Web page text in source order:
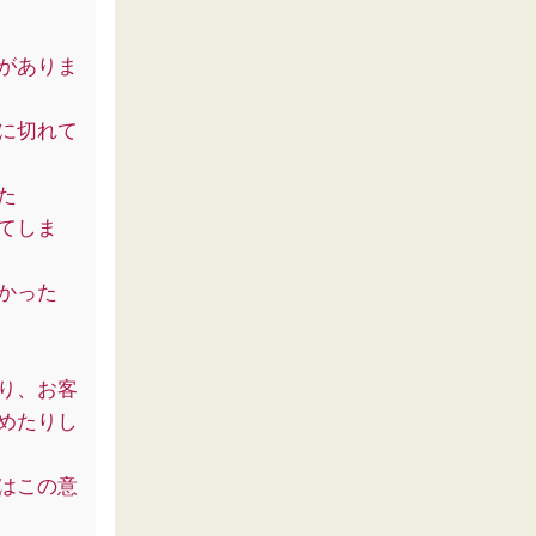
ありま
切れて
しま
った
、お客
たりし
この意